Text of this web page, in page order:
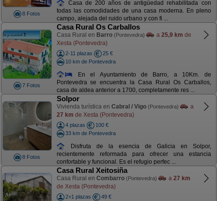
8 Fotos
Casa de 200 años de antigüedad rehabilitada con
todas las comodidades de una casa moderna. En pleno
campo, alejada del ruido urbano y con fi ...
7 Fotos
Casa Rural Os Carballos
Casa Rural en Barro (Pontevedra) a 25,9 km de
Xesta (Pontevedra)
2-11 plazas
25 €
10 km de Pontevedra
En el Ayuntamiento de Barro, a 10Km. de
Pontevedra se encuentra la Casa Rural Os Carballos,
casa de aldea anterior a 1700, completamente res ...
8 Fotos
Solpor
Vivienda turística en Cabral / Vigo (Pontevedra)
a
27 km de Xesta (Pontevedra)
4 plazas
100 €
33 km de Pontevedra
Disfruta de la esencia de Galicia en Solpor,
recientemente reformada para ofrecer una estancia
confortable y funcional. Es el refugio perfec ...
Casa Rural Xeitosiña
Casa Rural en Combarro (Pontevedra) a 27 km
de Xesta (Pontevedra)
2+1 plazas
49 €